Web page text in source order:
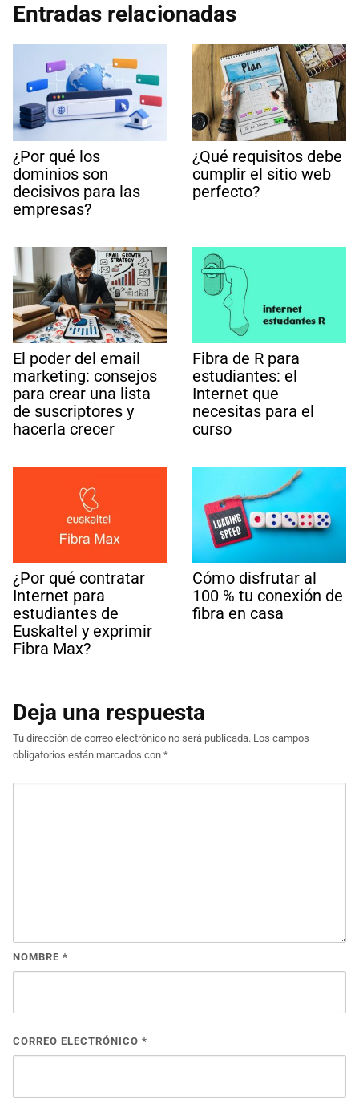
Entradas relacionadas
¿Por qué los
dominios son
decisivos para las
empresas?
¿Qué requisitos debe
cumplir el sitio web
perfecto?
El poder del email
marketing: consejos
para crear una lista
de suscriptores y
hacerla crecer
Fibra de R para
estudiantes: el
Internet que
necesitas para el
curso
¿Por qué contratar
Internet para
estudiantes de
Euskaltel y exprimir
Fibra Max?
Cómo disfrutar al
100 % tu conexión de
fibra en casa
Deja una respuesta
Tu dirección de correo electrónico no será publicada. Los campos
obligatorios están marcados con *
NOMBRE *
CORREO ELECTRÓNICO *